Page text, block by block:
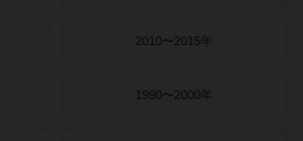
2010〜2015年
1990〜2000年